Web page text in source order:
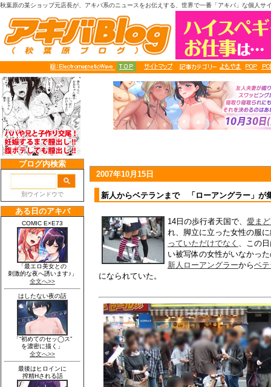
秋葉原の某ショップ元店長が、アキバ系のニュースをお伝えする、世界で一番「アキバ」な個人サ
2007年10月15日
新人からベテランまで 「ローアングラー」が
14日の歩行者天国で、 愛ま
れ、脚立に立った女性の服
っていただけでなく 、この
い被写体の女性がいなかっ
新人ローアングラーからベ
になられていた。